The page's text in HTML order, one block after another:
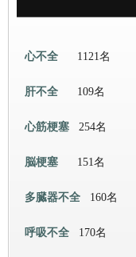
心不全 1121名
肝不全 109名
心筋梗塞 254名
脳梗塞 151名
多臓器不全 160名
呼吸不全 170名